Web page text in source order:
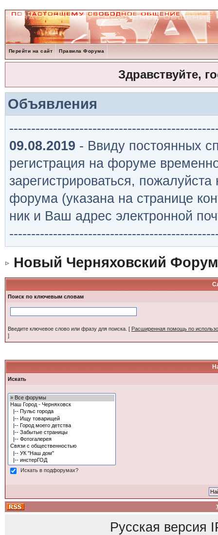
Перейти на сайт Правила Форума
Здравствуйте,
Объявления
09.08.2019 - Ввиду постоянных
регистрация на форуме
зарегистрироваться,
форума (указана на странице
ник и Ваш адрес электронной
Новый Черняховский Форум
Поиск по ключевым словам
Введите ключевое слово или фразу для поиска. [ Расширенная помощь по
]
Искать
Искать в подфорумах?
Русская версия